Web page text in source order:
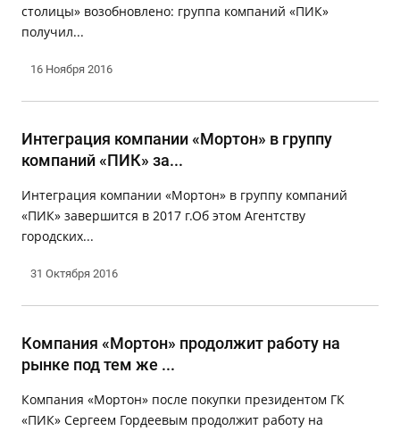
столицы» возобновлено: группа компаний «ПИК»
получил...
16 Ноября 2016
Интеграция компании «Мортон» в группу
компаний «ПИК» за...
Интеграция компании «Мортон» в группу компаний
«ПИК» завершится в 2017 г.Об этом Агентству
городских...
31 Октября 2016
Компания «Мортон» продолжит работу на
рынке под тем же ...
Компания «Мортон» после покупки президентом ГК
«ПИК» Сергеем Гордеевым продолжит работу на